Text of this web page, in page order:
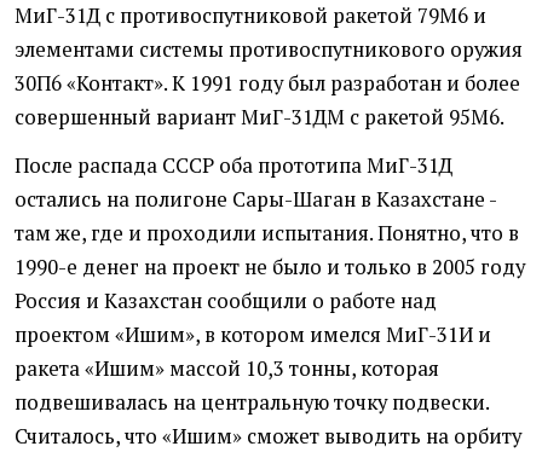
МиГ-31Д с противоспутниковой ракетой 79М6 и
элементами системы противоспутникового оружия
30П6 «Контакт». К 1991 году был разработан и более
совершенный вариант МиГ-31ДМ с ракетой 95М6.
После распада СССР оба прототипа МиГ-31Д
остались на полигоне Сары-Шаган в Казахстане -
там же, где и проходили испытания. Понятно, что в
1990-е денег на проект не было и только в 2005 году
Россия и Казахстан сообщили о работе над
проектом «Ишим», в котором имелся МиГ-31И и
ракета «Ишим» массой 10,3 тонны, которая
подвешивалась на центральную точку подвески.
Считалось, что «Ишим» сможет выводить на орбиту